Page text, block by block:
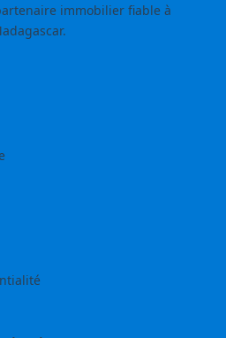
immobilier fiable à